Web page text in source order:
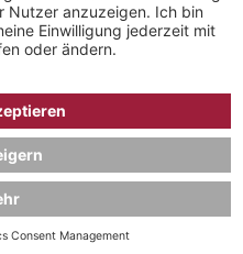
/ Watchandco GmbH
EINSTELLUNGEN